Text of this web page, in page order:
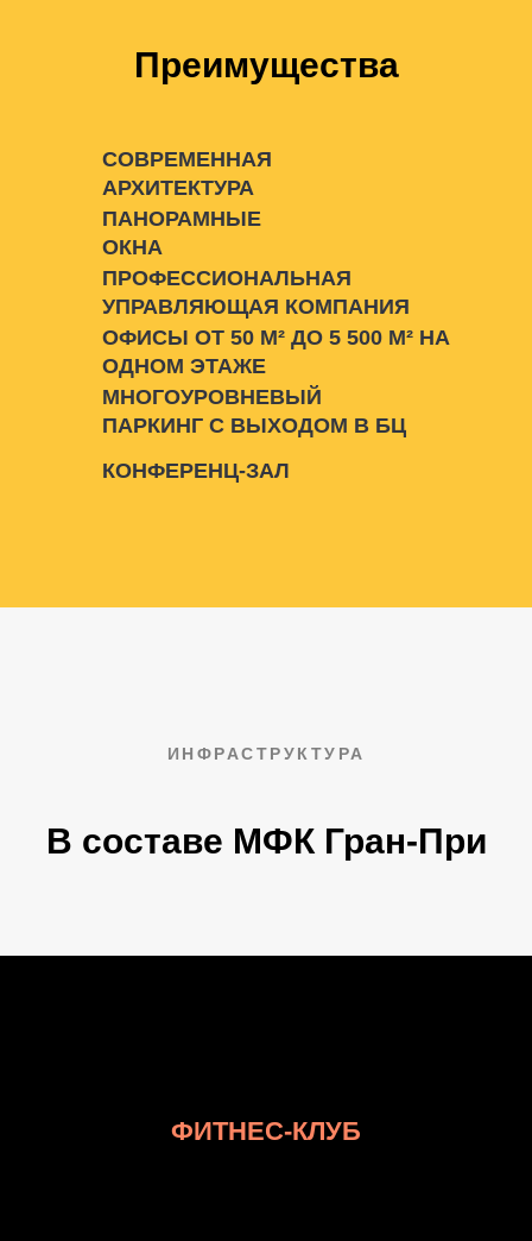
Преимущества
СОВРЕМЕННАЯ
АРХИТЕКТУРА
ПАНОРАМНЫЕ
ОКНА
ПРОФЕССИОНАЛЬНАЯ
УПРАВЛЯЮЩАЯ КОМПАНИЯ
ОФИСЫ ОТ 50 М² ДО 5 500 М² НА
ОДНОМ ЭТАЖЕ
МНОГОУРОВНЕВЫЙ
ПАРКИНГ С ВЫХОДОМ В БЦ
КОНФЕРЕНЦ-ЗАЛ
ИНФРАСТРУКТУРА
В составе МФК Гран-При
ФИТНЕС-КЛУБ